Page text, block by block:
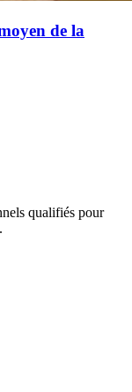
de la
qualifiés pour